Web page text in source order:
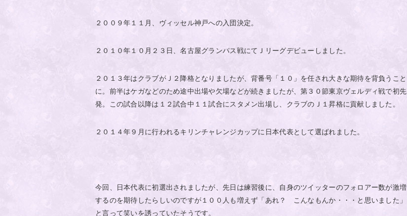
２００９年１１月、ヴィッセル神戸への入団決定。
２０１０年１０月２３日、名古屋グランパス戦にてＪリーグデビューしました。
２０１３年はクラブがＪ２降格となりましたが、背番号「１０」を任され大きな期待を背負うこと
に。前半はケガなどのため途中出場や欠場などが続きましたが、第３０節東京ヴェルディ戦で初先
発。この試合以降は１２試合中１１試合にスタメン出場し、クラブのＪ１昇格に貢献しました。
２０１４年９月に行われるキリンチャレンジカップに日本代表として選ばれました。
今回、日本代表に初選出されましたが、先日は練習後に、自身のツイッターのフォロアー数が激増
するのを期待したらしいのですが１００人も増えず「あれ？ こんなもんか・・・と思いました」
と言って笑いを誘っていたそうです。